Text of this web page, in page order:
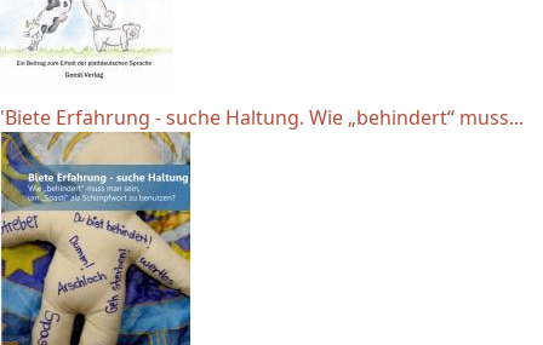
'Biete Erfahrung - suche Haltung. Wie „behindert“ muss...